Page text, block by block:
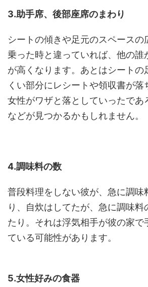
3.助手席、後部座席のまわり
シートの傾きや足元のスペースの
乗った時と違っていれば、他の誰
が高くなります。あとはシートの
くい部分にレシートや領収書が
女性がワザと落としていったであ
などが見つかるかもしれません。
4.調味料の数
普段料理をしない彼が、急に調味
り、自炊はしてたが、急に調味料
たり。それは浮気相手が彼の家で
ている可能性があります。
5.女性好みの食器